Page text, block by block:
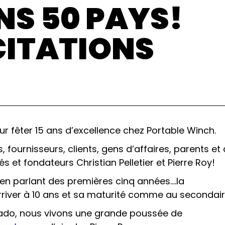
50 PAYS!
fêter 15 ans d’excellence chez Portable Winch.
fournisseurs, clients, gens d’affaires, parents et
et fondateurs Christian Pelletier et Pierre Roy!
parlant des premières cinq années….la
à 10 ans et sa maturité comme au
nous vivons une grande poussée de